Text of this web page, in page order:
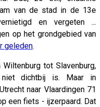
van de stad in de 13e
en vergeten ...
op het grondgebied van
geleden.
tot Slavenburg,
niet dichtbij is. Maar in
naar Vlaardingen 71
een fiets - ijzerpaard. Dat